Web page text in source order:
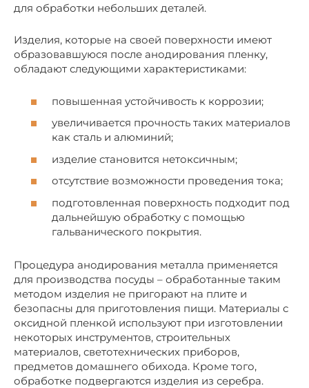
для обработки небольших деталей.
Изделия, которые на своей поверхности имеют
образовавшуюся после анодирования пленку,
обладают следующими характеристиками:
повышенная устойчивость к коррозии;
увеличивается прочность таких материалов
как сталь и алюминий;
изделие становится нетоксичным;
отсутствие возможности проведения тока;
подготовленная поверхность подходит под
дальнейшую обработку с помощью
гальванического покрытия.
Процедура анодирования металла применяется
для производства посуды – обработанные таким
методом изделия не пригорают на плите и
безопасны для приготовления пищи. Материалы с
оксидной пленкой используют при изготовлении
некоторых инструментов, строительных
материалов, светотехнических приборов,
предметов домашнего обихода. Кроме того,
обработке подвергаются изделия из серебра.